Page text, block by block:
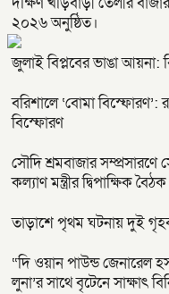
২০২৬ অনুষ্ঠিত।
জুলাই বিপ্লবের ভাঙা আয়না:
বরিশালে ‘বোমা বিস্ফোরণ’:
বিস্ফোরণ
সৌদি শ্রমবাজার সম্প্রসারণে
কল্যাণ মন্ত্রীর দ্বিপাক্ষিক
তাড়াশে পৃথম ঘটনায় দুই
“দি ওয়ান পাউন্ড জেনারেল
লুনা’র সা‌থে বৃটেনে সাক্ষাৎ